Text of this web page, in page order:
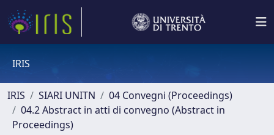
IRIS
IRIS SIARI UNITN
04 Convegni (Proceedings)
04.2 Abstract in atti di convegno (Abstract in
Proceedings)